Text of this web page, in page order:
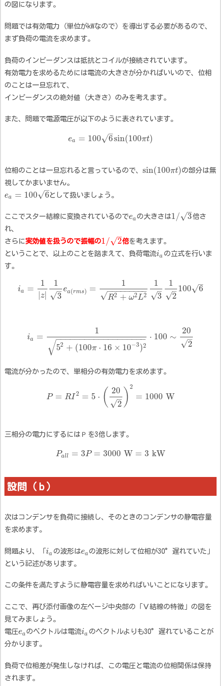
の図になります。
問題では有効電力（単位がkWなので）を導出する必要があるので、
まず負荷の電流を求めます。
負荷のインピーダンスは抵抗とコイルが接続されています。
有効電力を求めるためには電流の大きさが分かればいいので、位相
のことは一旦忘れて、
インピーダンスの絶対値（大きさ）のみを考えます。
また、問題で電源電圧が以下のように表されています。
ea = 100 6
–
√ sin(100πt)
位相のことは一旦忘れると言っているので、 sin(100πt)の部分は無
視してかまいません。
ea = 100 6
–
√ として扱いましょう。
ここでスター結線に変換されているのでeaの大きさは1/ 3
–
√
倍さ
れ、
さらに実効値を扱うので振幅の1/ 2
–
√ 倍を考えます。
ということで、以上のことを踏まえて、負荷電流ia の立式を行いま
す。
ia =
1
z|
1
3
–
√
ea(rms) =
1
R2 + ω2L2
− −
−−−−−−−
√
1
3
–
√
1
2
–
√
100 6
–
√
ia =
1
52 + (100π ⋅ 16 × 10−3)2
− −
−−−−−−−−−−−−−−−−−
√
⋅ 100 ∼
20
2
–
√
電流が分かったので、単相分の有効電力を求めます。
P = RI 2 = 5 ⋅ ( 20
2
–
√ ) 2
= 1000 W
三相分の電力にするには Ｐ を3倍します。
Pall = 3P = 3000 W = 3 kW
設問（ｂ）
次はコンデンサを負荷に接続し、そのときのコンデンサの静電容量
を求めます。
問題より、「 ia の波形はeaの波形に対して位相が30°遅れていた」
という記述があります。
この条件を満たすように静電容量を求めればいいことになります。
ここで、再び添付画像の左ページ中央部の「Ｖ結線の特徴」の図を
見てみましょう。
電圧eaのベクトルは電流ia のベクトルよりも30°遅れていることが
分かります。
負荷で位相差が発生しなければ、この電圧と電流の位相関係は保持
されます。